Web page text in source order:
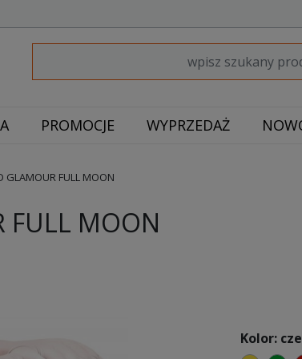
PROMOCJE WYPRZEDAŻ
GLAMOUR FULL MOON
FULL MOON
Kolor: